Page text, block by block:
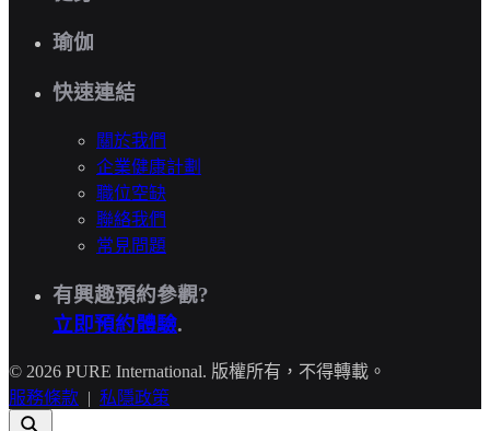
瑜伽
快速連結
關於我們
企業健康計劃
職位空缺
聯絡我們
常見問題
有興趣預約參觀?
立即預約體驗.
© 2026 PURE International. 版權所有，不得轉載。
服務條款 | 私隱政策